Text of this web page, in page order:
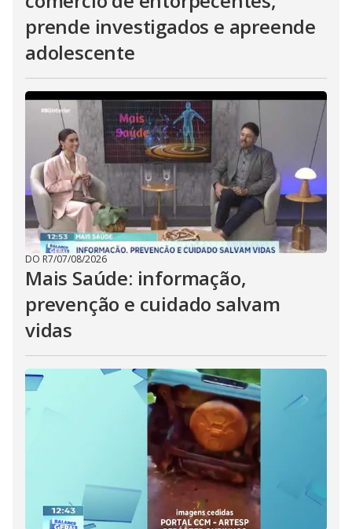
prende investigados e apreende
adolescente
DO R7/07/08/2026
Mais Saúde: informação,
prevenção e cuidado salvam
vidas